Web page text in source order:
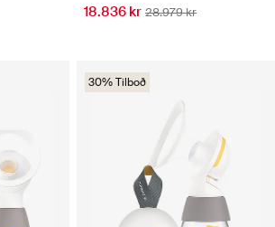
18.836 kr 28.979 kr
30% Tilboð